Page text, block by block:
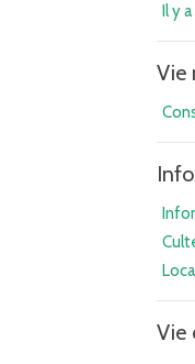
Il y
Vie
Vie